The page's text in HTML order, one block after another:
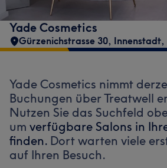
Yade Cosmetics
Gürzenichstrasse 30, Innenstadt,
Yade Cosmetics nimmt
Buchungen über Treatwell
Nutzen Sie das Suchfeld
um verfügbare Salons in
finden. Dort warten viele
auf Ihren Besuch.